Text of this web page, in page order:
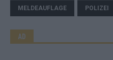
MELDEAUFLAGE POLIZEI
AD